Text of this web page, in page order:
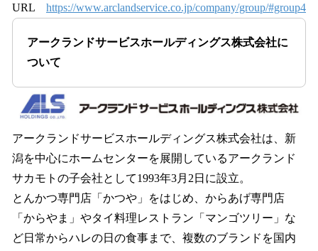
URL https://www.arclandservice.co.jp/company/group/#group4
アークランドサービスホールディングス株式会社に
ついて
アークランドサービスホールディングス株式会社は、新
潟を中心にホームセンターを展開しているアークランド
サカモトの子会社として1993年3月2日に設立。
とんかつ専門店「かつや」をはじめ、からあげ専門店
「からやま」やタイ料理レストラン「マンゴツリー」な
ど日常からハレの日の食事まで、複数のブランドを国内